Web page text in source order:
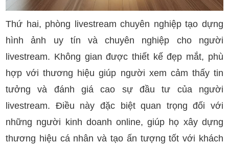
Thứ hai, phòng livestream chuyên nghiệp tạo dựng
hình ảnh uy tín và chuyên nghiệp cho người
livestream. Không gian được thiết kế đẹp mắt, phù
hợp với thương hiệu giúp người xem cảm thấy tin
tưởng và đánh giá cao sự đầu tư của người
livestream. Điều này đặc biệt quan trọng đối với
những người kinh doanh online, giúp họ xây dựng
thương hiệu cá nhân và tạo ấn tượng tốt với khách